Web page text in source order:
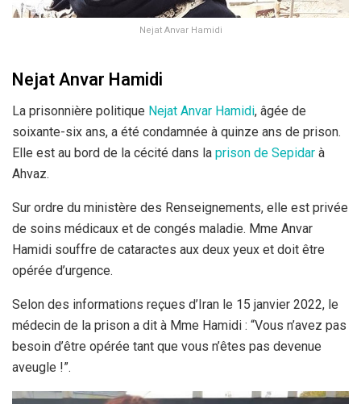
Nejat Anvar Hamidi
Nejat Anvar Hamidi
La prisonnière politique Nejat Anvar Hamidi, âgée de
soixante-six ans, a été condamnée à quinze ans de prison.
Elle est au bord de la cécité dans la prison de Sepidar à
Ahvaz.
Sur ordre du ministère des Renseignements, elle est privée
de soins médicaux et de congés maladie. Mme Anvar
Hamidi souffre de cataractes aux deux yeux et doit être
opérée d’urgence.
Selon des informations reçues d’Iran le 15 janvier 2022, le
médecin de la prison a dit à Mme Hamidi : “Vous n’avez pas
besoin d’être opérée tant que vous n’êtes pas devenue
aveugle !”.